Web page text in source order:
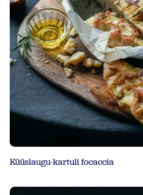
Küüslaugu-kartuli focaccia